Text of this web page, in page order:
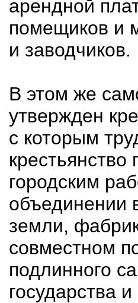
арендной
помещиков и
и заводчиков.
В этом же
утвержден
с которым
городским
объединении
земли,
совместном
подлинного
государства